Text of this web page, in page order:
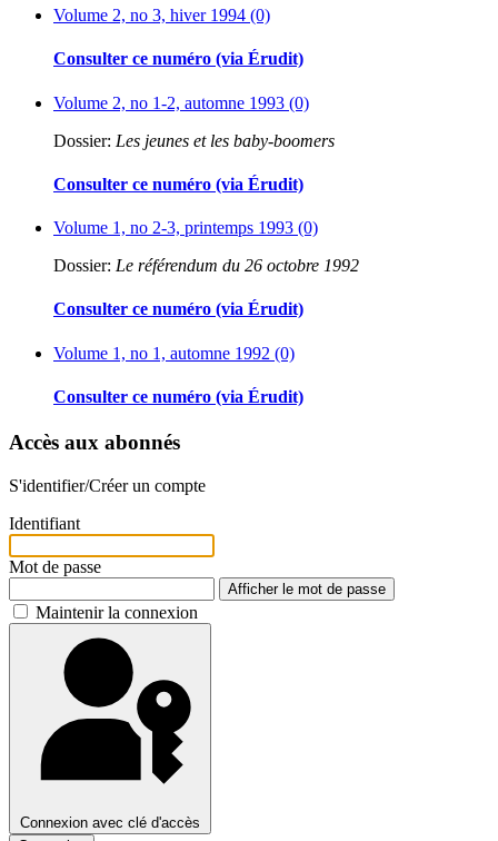
Volume 2, no 3, hiver 1994 (0)
Consulter ce numéro (via Érudit)
Volume 2, no 1-2, automne 1993 (0)
Dossier: Les jeunes et les baby-boomers
Consulter ce numéro (via Érudit)
Volume 1, no 2-3, printemps 1993 (0)
Dossier: Le référendum du 26 octobre 1992
Consulter ce numéro (via Érudit)
Volume 1, no 1, automne 1992 (0)
Consulter ce numéro (via Érudit)
Accès aux abonnés
S'identifier/Créer un compte
Identifiant
Mot de passe
Afficher le mot de passe
Maintenir la connexion
Connexion avec clé d'accès